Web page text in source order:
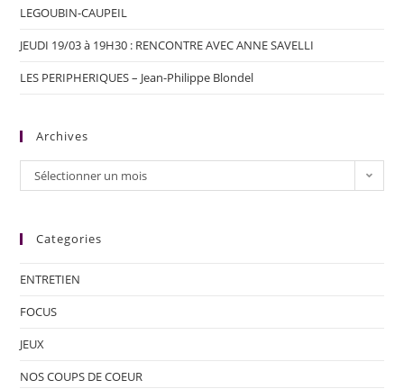
LEGOUBIN-CAUPEIL
JEUDI 19/03 à 19H30 : RENCONTRE AVEC ANNE SAVELLI
LES PERIPHERIQUES – Jean-Philippe Blondel
Archives
Sélectionner un mois
Categories
ENTRETIEN
FOCUS
JEUX
NOS COUPS DE COEUR